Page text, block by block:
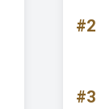
#2
#3